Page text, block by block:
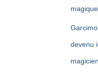
devenu